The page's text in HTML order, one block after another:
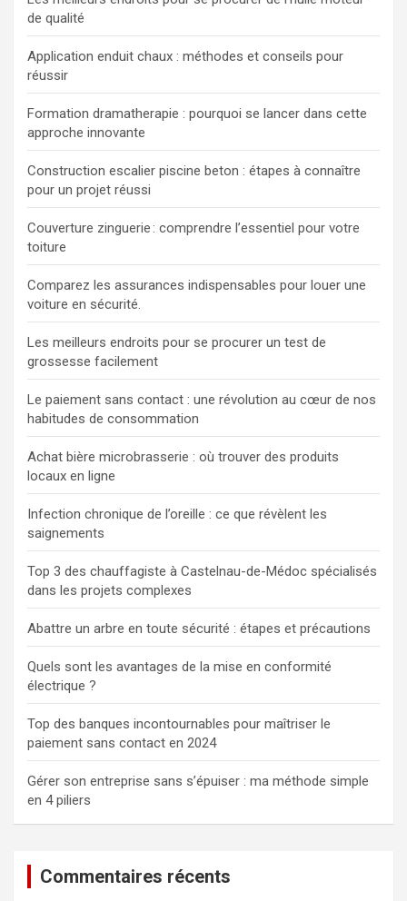
de qualité
Application enduit chaux : méthodes et conseils pour
réussir
Formation dramatherapie : pourquoi se lancer dans cette
approche innovante
Construction escalier piscine beton : étapes à connaître
pour un projet réussi
Couverture zinguerie : comprendre l’essentiel pour votre
toiture
Comparez les assurances indispensables pour louer une
voiture en sécurité.
Les meilleurs endroits pour se procurer un test de
grossesse facilement
Le paiement sans contact : une révolution au cœur de nos
habitudes de consommation
Achat bière microbrasserie : où trouver des produits
locaux en ligne
Infection chronique de l’oreille : ce que révèlent les
saignements
Top 3 des chauffagiste à Castelnau-de-Médoc spécialisés
dans les projets complexes
Abattre un arbre en toute sécurité : étapes et précautions
Quels sont les avantages de la mise en conformité
électrique ?
Top des banques incontournables pour maîtriser le
paiement sans contact en 2024
Gérer son entreprise sans s’épuiser : ma méthode simple
en 4 piliers
Commentaires récents